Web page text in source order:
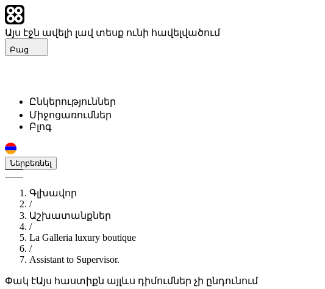
Այս էջն ավելի լավ տեսք ունի հավելվածում
Բաց
Ընկերություններ
Միջոցառումներ
Բլոգ
Ներբեռնել
Գլխավոր
/
Աշխատանքներ
/
La Galleria luxury boutique
/
Assistant to Supervisor.
Փակ էԱյս հաստիքն այլևս դիմումներ չի ընդունում